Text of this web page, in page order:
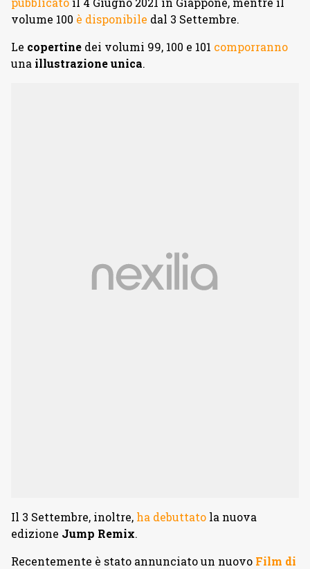
volume 100 è disponibile dal 3 Settembre.
Le copertine dei volumi 99, 100 e 101 comporranno
una illustrazione unica.
Il 3 Settembre, inoltre, ha debuttato la nuova
edizione Jump Remix.
Recentemente è stato annunciato un nuovo Film di